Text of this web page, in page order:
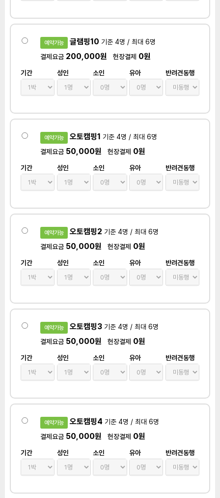
예약가능 글램핑10 기준 4명 / 최대 6명
결제요금 200,000원 현장결제 0원
기간 성인 소인 유아 반려견동행
예약가능 오토캠핑1 기준 4명 / 최대 6명
결제요금 50,000원 현장결제 0원
기간 성인 소인 유아 반려견동행
예약가능 오토캠핑2 기준 4명 / 최대 6명
결제요금 50,000원 현장결제 0원
기간 성인 소인 유아 반려견동행
예약가능 오토캠핑3 기준 4명 / 최대 6명
결제요금 50,000원 현장결제 0원
기간 성인 소인 유아 반려견동행
예약가능 오토캠핑4 기준 4명 / 최대 6명
결제요금 50,000원 현장결제 0원
기간 성인 소인 유아 반려견동행